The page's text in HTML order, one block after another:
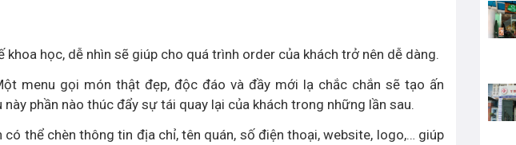
học, dễ nhìn sẽ giúp cho quá trình order của khách trở nên dễ dàng.
menu gọi món thật đẹp, độc đáo và đầy mới lạ chắc chắn sẽ tạo ấn
phần nào thúc đẩy sự tái quay lại của khách trong những lần sau.
thể chèn thông tin địa chỉ, tên quán, số điện thoại, website, logo,… giúp